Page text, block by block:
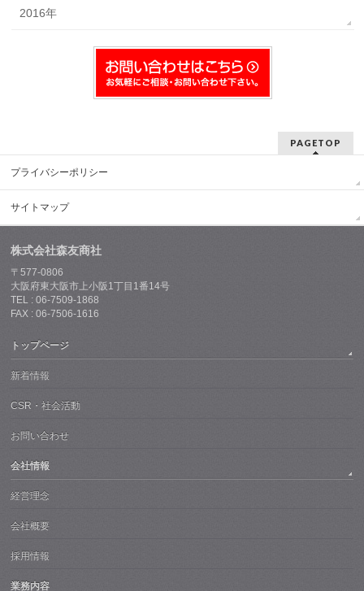
2016年
PAGETOP
プライバシーポリシー
サイトマップ
株式会社森友商社
〒577-0806
大阪府東大阪市上小阪1丁目1番14号
TEL : 06-7509-1868
FAX : 06-7506-1616
トップページ
新着情報
CSR・社会活動
お問い合わせ
会社情報
経営理念
会社概要
採用情報
業務内容